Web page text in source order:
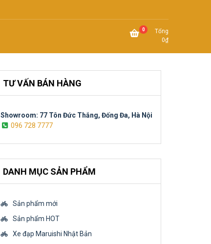
0
Tổng
0₫
TƯ VẤN BÁN HÀNG
Showroom: 77 Tôn Đức Thắng, Đống Đa, Hà Nội
096 728 7777
DANH MỤC SẢN PHẨM
Sản phẩm mới
Sản phẩm HOT
Xe đạp Maruishi Nhật Bản